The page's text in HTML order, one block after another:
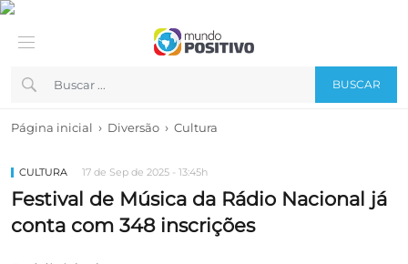
BUSCAR
Página inicial › Diversão › Cultura
CULTURA 17 de Sep de 2025 - 13:45h
Festival de Música da Rádio Nacional já
conta com 348 inscrições